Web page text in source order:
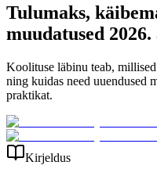
Tulumaks,
muudatused 2026.
Koolituse läbinu teab,
ning kuidas need uuendused
praktikat.
Kirjeldus